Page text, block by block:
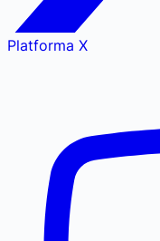
Platforma X